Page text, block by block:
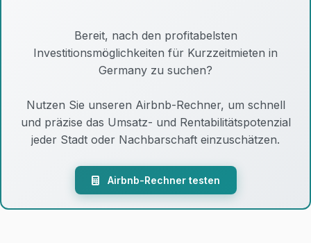
Bereit, nach den profitabelsten
Investitionsmöglichkeiten für Kurzzeitmieten in
Germany zu suchen?
Nutzen Sie unseren Airbnb-Rechner, um schnell
und präzise das Umsatz- und Rentabilitätspotenzial
jeder Stadt oder Nachbarschaft einzuschätzen.
Airbnb-Rechner testen